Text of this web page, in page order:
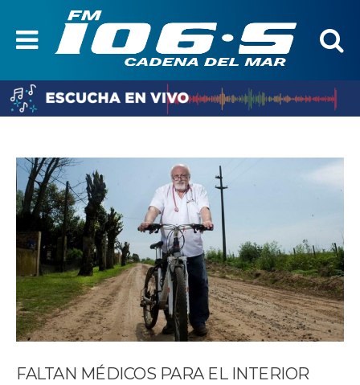
FALTAN MÉDICOS PARA EL INTERIOR